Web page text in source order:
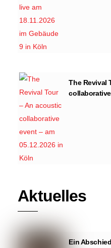
The Revival
Aktuelles
Ein